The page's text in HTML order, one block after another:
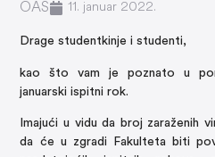
OAS 11. januar 2022.
Drage studentkinje i studenti,
kao što vam je poznato u
januarski ispitni rok.
Imajući u vidu da broj zaraženih
da će u zgradi Fakulteta biti